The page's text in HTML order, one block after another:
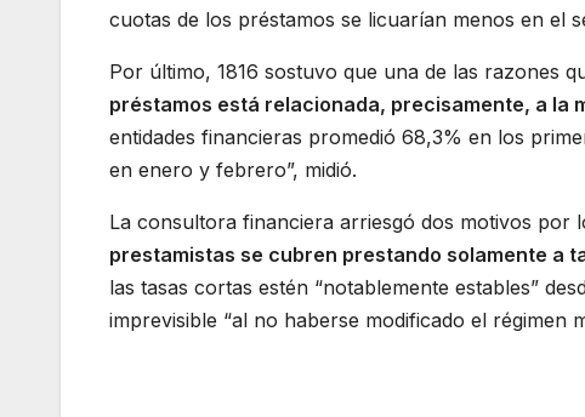
cuotas de los préstamos se licuarían menos en el
Por último, 1816 sostuvo que una de las razones
préstamos está relacionada, precisamente, a la
entidades financieras promedió 68,3% en los
en enero y febrero”, midió.
La consultora financiera arriesgó dos motivos por
prestamistas se cubren prestando solamente a
las tasas cortas estén “notablemente estables”
imprevisible “al no haberse modificado el régimen